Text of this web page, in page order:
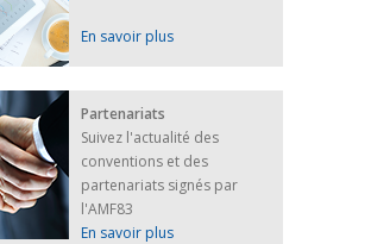
En savoir plus
Partenariats
Suivez l'actualité des
conventions et des
partenariats signés par
l'AMF83
En savoir plus